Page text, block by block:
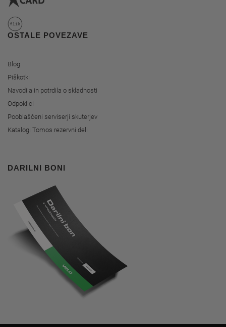
OSTALE POVEZAVE
Blog
Piškotki
Navodila in potrdila o skladnosti
Odpoklici
Pooblaščeni serviserji skuterjev
Katalogi Tomos rezervni deli
DARILNI BONI